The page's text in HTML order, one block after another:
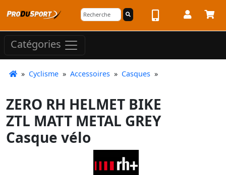
Catégories
» Cyclisme » Accessoires » Casques »
ZERO RH HELMET BIKE
ZTL MATT METAL GREY
Casque vélo